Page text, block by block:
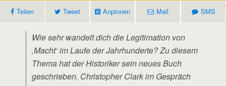
Teilen Tweet Anpinnen Mail SMS
Wie sehr wandelt dich die Legitimation von
‚Macht‘ im Laufe der Jahrhunderte? Zu diesem
Thema hat der Historiker sein neues Buch
geschrieben. Christopher Clark im Gespräch